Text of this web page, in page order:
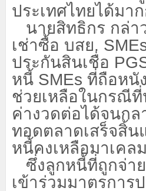
ประเทศไทยได้มา
นายสิทธิกร กล่า
เช่าซื้อ บสย.
ประกันสินเชื่อ
หนี้ SMEs ที่ถือหนั
ช่วยเหลือในกรณี
ค่างวดต่อได้จนกล
ทอดตลาดเสร็จสิ้
หนี้คงเหลือมาเคล
ซึ่งลูกหนี้ที่ถูกจ่า
เข้าร่วมมาตรการ